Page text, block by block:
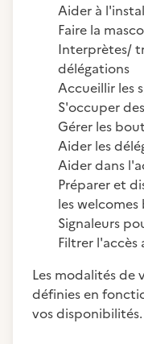
Aider à
Faire la
Interprètes/
délégations
Accueillir les
S'occuper
Gérer les
Aider les
Aider dans
Préparer et
les welcomes
Signaleurs
Filtrer l'accès
Les modalités de
définies en
vos disponibilités.